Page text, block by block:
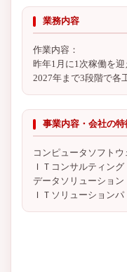
業務内容
作業内容：
昨年1月に1次稼働を迎
2027年まで3段階で各
事業内容・会社の特
コンピュータソフト
ＩＴコンサルティング
データソリューション
ＩＴソリューションパ